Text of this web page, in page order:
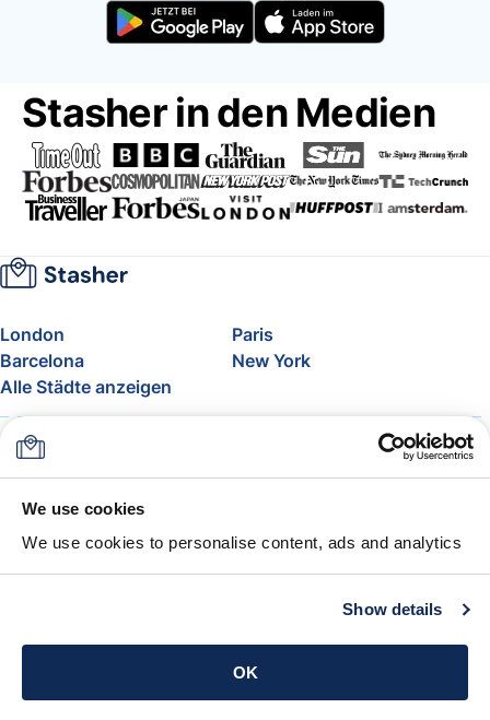
We use cookies
We use cookies to personalise content, ads and analytics
Show details
OK
Stasher in den Medien
London
Paris
Barcelona
New York
Alle Städte anzeigen
Über uns
FAQ
Support
Blog
Freigepäck bei Airlines
Die Stasher-Garantie
AGB
App holen